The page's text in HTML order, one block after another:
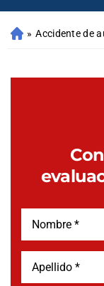
» Accidente de